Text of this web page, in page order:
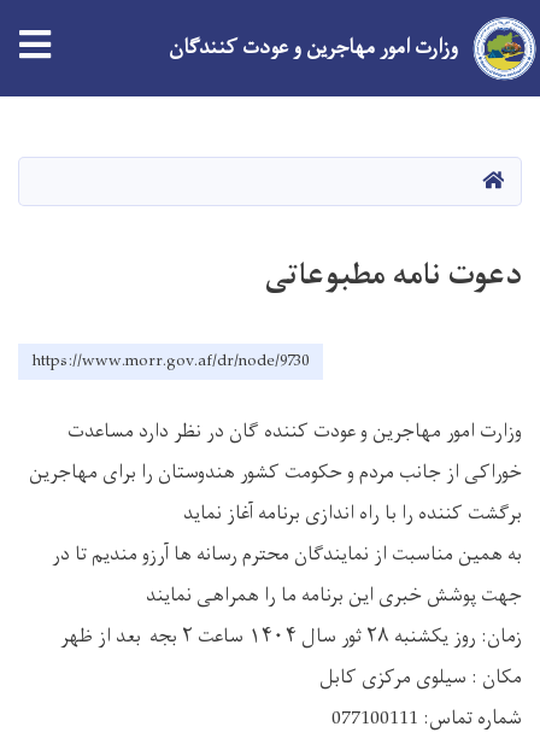
content
وزارت امور مهاجرین و عودت کنندگان
HOME
دعوت نامه مطبوعاتی
https://www.morr.gov.af/dr/node/9730
وزارت امور مهاجرین و عودت کننده گان در نظر دارد مساعدت
خوراکی از جانب مردم و حکومت کشور هندوستان را برای مهاجرین
برگشت کننده را با راه اندازی برنامه آغاز نماید
به همین مناسبت از نمایندگان محترم رسانه ها آرزو مندیم تا در
جهت پوشش خبری این برنامه ما را همراهی نمایند
زمان: روز یکشنبه ٢٨ ثور سال ١۴٠۴ ساعت ٢ بجه بعد از ظهر
مکان : سیلوی مرکزی کابل
شماره تماس: 077100111